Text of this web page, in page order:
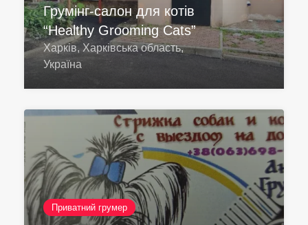
Грумінг-салон для котів
“Healthy Grooming Cats”
Харків, Харківська область,
Україна
Приватний грумер